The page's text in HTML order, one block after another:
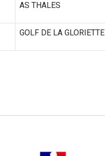
AS THALES
GOLF DE LA GLORIETTE